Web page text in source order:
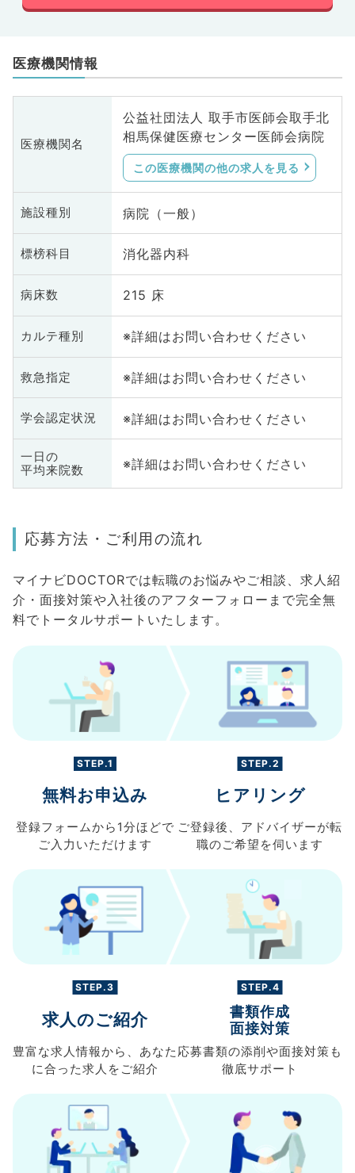
医療機関情報
医療機関名
公益社団法人 取手市医師会取手北
相馬保健医療センター医師会病院
この医療機関の他の求人を見る
施設種別 病院（一般）
標榜科目 消化器内科
病床数 215 床
カルテ種別 ※詳細はお問い合わせください
救急指定 ※詳細はお問い合わせください
学会認定状況 ※詳細はお問い合わせください
一日の
平均来院数
※詳細はお問い合わせください
応募方法・ご利用の流れ
マイナビDOCTORでは転職のお悩みやご相談、求人紹
介・面接対策や入社後のアフターフォローまで完全無
料でトータルサポートいたします。
STEP.1
無料お申込み
登録フォームから 1分ほどで
ご入力 いただけます
STEP.2
ヒアリング
ご登録後、 アドバイザーが転
職のご希望を伺います
STEP.3
求人のご紹介
豊富な求人情報から、 あなた
に合った求人を ご紹介
STEP.4
書類作成
面接対策
応募書類の添削や面接対策も
徹底サポート